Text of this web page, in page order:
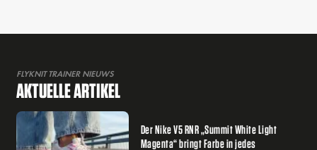
FLYKNIT TRAINER NIEUWS
AKTUELLE ARTIKEL
Der Nike V5 RNR „Summit White Light
Magenta“ bringt Farbe in jedes